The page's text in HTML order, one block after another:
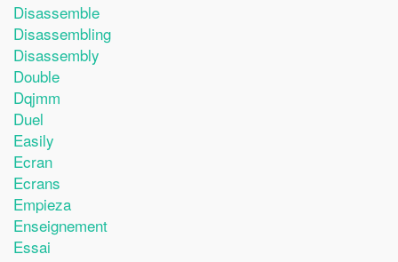
Disassemble
Disassembling
Disassembly
Double
Dqjmm
Duel
Easily
Ecran
Ecrans
Empieza
Enseignement
Essai